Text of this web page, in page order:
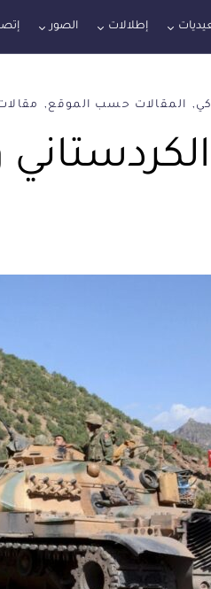
إطلالات الصور
المقالات حسب الموقع